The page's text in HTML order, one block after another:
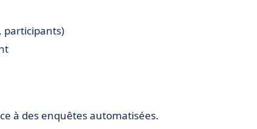
participants)
à des enquêtes automatisées.